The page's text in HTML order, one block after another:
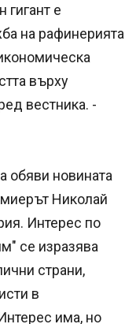
гигант е
на рафинерията
върху
вестника. -
обяви новината
Николай
Интерес по
се изразява
страни,
в
има, но